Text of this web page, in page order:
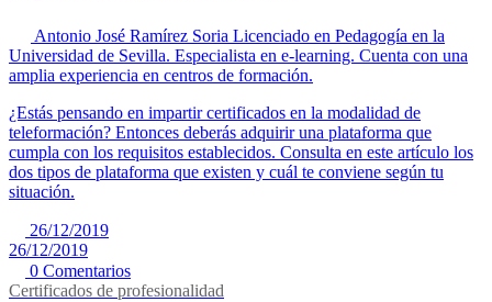
Antonio José Ramírez Soria Licenciado en Pedagogía en la
Universidad de Sevilla. Especialista en e-learning. Cuenta con una
amplia experiencia en centros de formación.
¿Estás pensando en impartir certificados en la modalidad de
teleformación? Entonces deberás adquirir una plataforma que
cumpla con los requisitos establecidos. Consulta en este artículo los
dos tipos de plataforma que existen y cuál te conviene según tu
situación.
26/12/2019
26/12/2019
0 Comentarios
Certificados de profesionalidad